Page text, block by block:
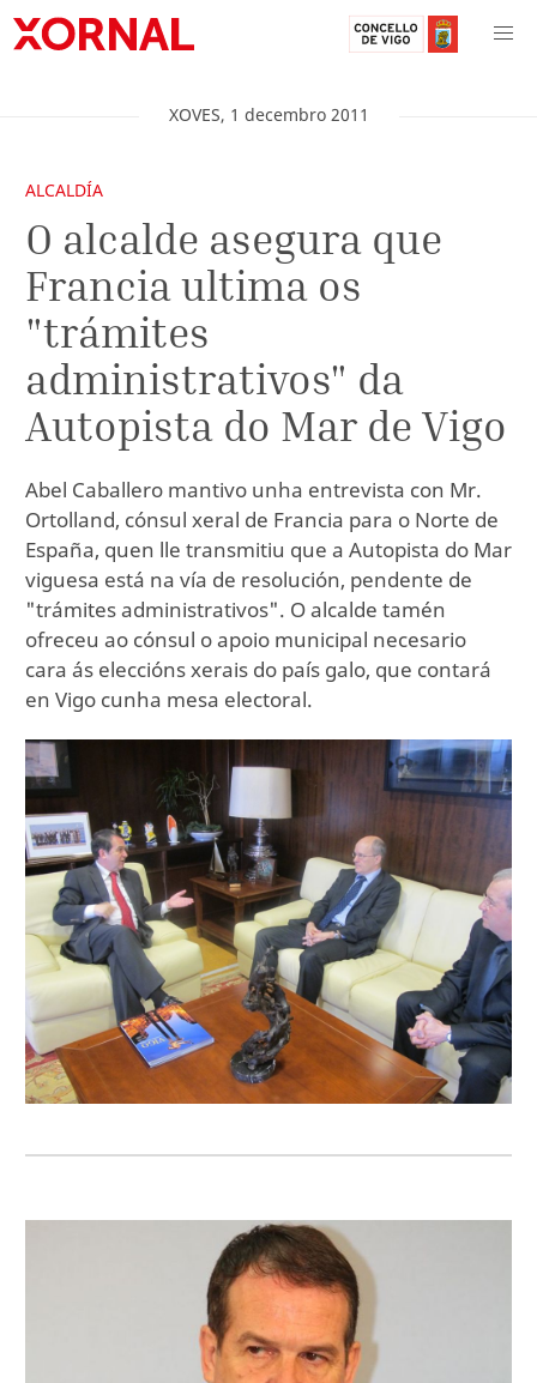
XOVES, 1 decembro 2011
ALCALDÍA
O alcalde asegura que
Francia ultima os
"trámites
administrativos" da
Autopista do Mar de Vigo
Abel Caballero mantivo unha entrevista con Mr.
Ortolland, cónsul xeral de Francia para o Norte de
España, quen lle transmitiu que a Autopista do Mar
viguesa está na vía de resolución, pendente de
"trámites administrativos". O alcalde tamén
ofreceu ao cónsul o apoio municipal necesario
cara ás eleccións xerais do país galo, que contará
en Vigo cunha mesa electoral.